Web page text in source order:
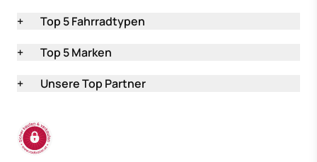
+
Top 5 Fahrradtypen
+
Top 5 Marken
+
Unsere Top Partner